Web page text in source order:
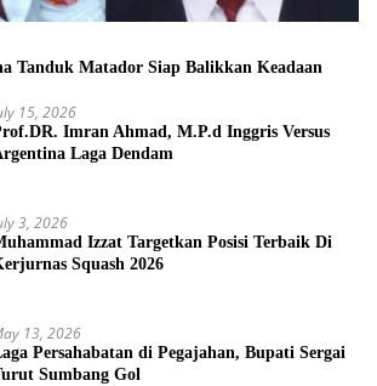
Tanduk Matador Siap Balikkan Keadaan
15, 2026
Imran Ahmad, M.P.d Inggris Versus
Laga Dendam
3, 2026
Izzat Targetkan Posisi Terbaik Di
Squash 2026
13, 2026
Persahabatan di Pegajahan, Bupati Sergai
Sumbang Gol